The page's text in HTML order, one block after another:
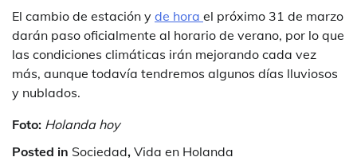
El cambio de estación y de hora el próximo 31 de marzo
darán paso oficialmente al horario de verano, por lo que
las condiciones climáticas irán mejorando cada vez
más, aunque todavía tendremos algunos días lluviosos
y nublados.
Foto: Holanda hoy
Posted in Sociedad, Vida en Holanda